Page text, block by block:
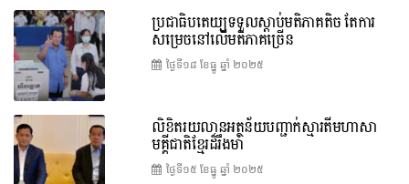
ប្រជាធិបតេយ្យទទួលស្តាប់មតិភាគតិច តែការ
សម្រេចនៅលើមតិភាគច្រើន
ថ្ងៃទី១៨ ខែ​ធ្នូ ឆ្នាំ ២០២៥
លិខិតរយលានអត្ថន័យបញ្ជាក់ស្មារតីមហាសា
មគ្គីជាតិខ្មែរដ៏រឹងមាំ
ថ្ងៃទី១៥ ខែ​ធ្នូ ឆ្នាំ ២០២៥